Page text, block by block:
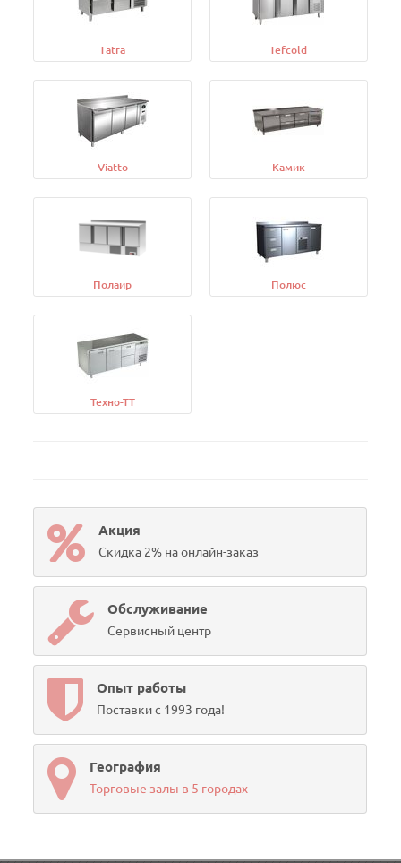
Tatra Tefcold
Viatto Камик
Полаир Полюс
Техно-ТТ
Акция
Скидка 2% на онлайн-заказ
Обслуживание
Сервисный центр
Опыт работы
Поставки с 1993 года!
География
Торговые залы в 5 городах